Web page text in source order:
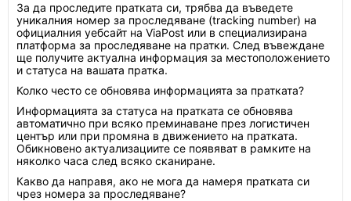
За да проследите пратката си, трябва да въведете
уникалния номер за проследяване (tracking number) на
официалния уебсайт на ViaPost или в специализирана
платформа за проследяване на пратки. След въвеждане
ще получите актуална информация за местоположението
и статуса на вашата пратка.
Колко често се обновява информацията за пратката?
Информацията за статуса на пратката се обновява
автоматично при всяко преминаване през логистичен
център или при промяна в движението на пратката.
Обикновено актуализациите се появяват в рамките на
няколко часа след всяко сканиране.
Какво да направя, ако не мога да намеря пратката си
чрез номера за проследяване?